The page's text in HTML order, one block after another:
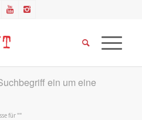
ein um eine
für ""